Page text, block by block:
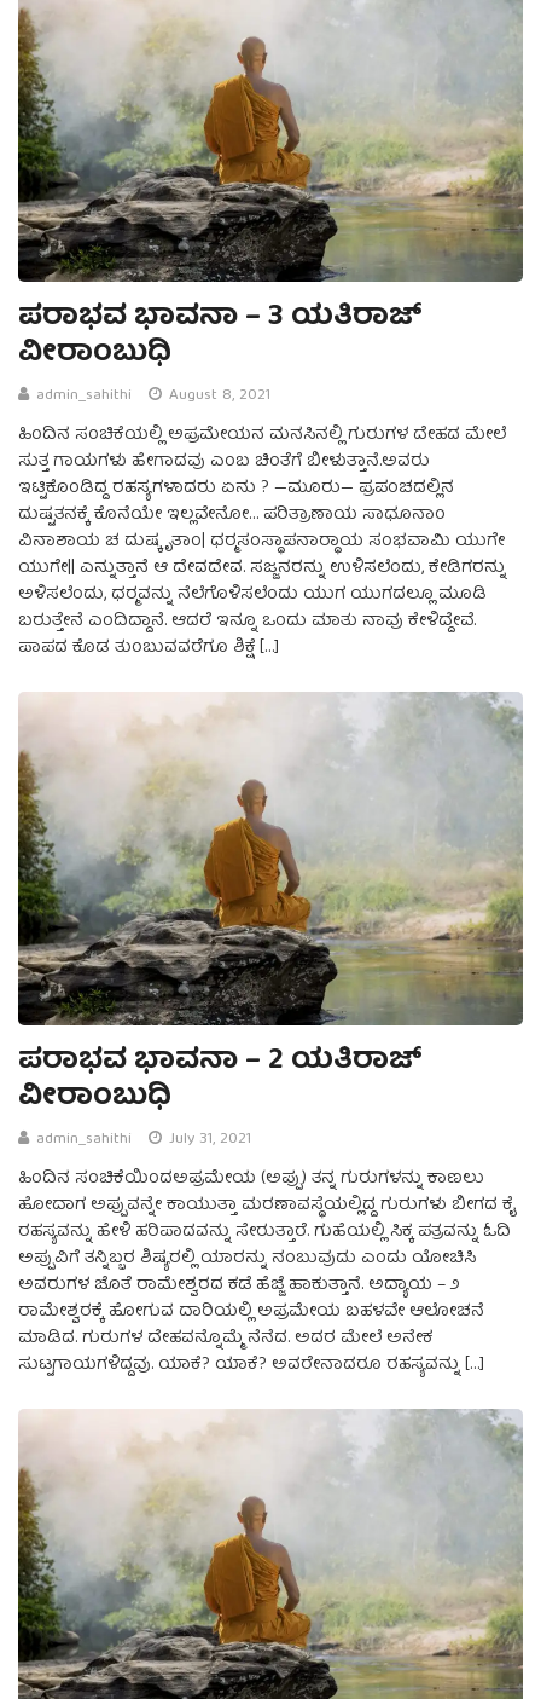
ಪರಾಭವ ಭಾವನಾ – 3 ಯತಿರಾಜ್‌
ವೀರಾಂಬುಧಿ
admin_sahithi August 8, 2021
ಹಿಂದಿನ ಸಂಚಿಕೆಯಲ್ಲಿ ಅಪ್ರಮೇಯನ ಮನಸಿನಲ್ಲಿ ಗುರುಗಳ ದೇಹದ ಮೇಲೆ
ಸುತ್ತ ಗಾಯಗಳು ಹೇಗಾದವು ಎಂಬ ಚಿಂತೆಗೆ ಬೀಳುತ್ತಾನೆ.ಅವರು
ಇಟ್ಟಿಕೊಂಡಿದ್ದ ರಹಸ್ಯಗಳಾದರು ಏನು ? —ಮೂರು— ಪ್ರಪಂಚದಲ್ಲಿನ
ದುಷ್ಟತನಕ್ಕೆ ಕೊನೆಯೇ ಇಲ್ಲವೇನೋ… ಪರಿತ್ರಾಣಾಯ ಸಾಧೂನಾಂ
ವಿನಾಶಾಯ ಚ ದುಷ್ಕೃತಾಂ| ‍‍ಧರ‍್ಮಸಂಸ್ಥಾಪನಾರ‍್ಥಾಯ ಸಂಭವಾಮಿ ಯುಗೇ
ಯುಗೇ|| ಎನ್ನುತ್ತಾನೆ ಆ ದೇವದೇವ. ಸಜ್ಜನರನ್ನು ಉಳಿಸಲೆಂದು, ಕೇಡಿಗರನ್ನು
ಅಳಿಸಲೆಂದು, ಧರ‍್ಮವನ್ನು ನೆಲೆಗೊಳಿಸಲೆಂದು ಯುಗ ಯುಗದಲ್ಲೂ ಮೂಡಿ
ಬರುತ್ತೇನೆ ಎಂದಿದ್ದಾನೆ. ಆದರೆ ಇನ್ನೂ ಒಂದು ಮಾತು ನಾವು ಕೇಳಿದ್ದೇವೆ.
ಪಾಪದ ಕೊಡ ತುಂಬುವವರೆಗೂ ಶಿಕ್ಷೆ […]
ಪರಾಭವ ಭಾವನಾ – 2 ಯತಿರಾಜ್‌
ವೀರಾಂಬುಧಿ
admin_sahithi July 31, 2021
ಹಿಂದಿನ ಸಂಚಿಕೆಯಿಂದಅಪ್ರಮೇಯ (ಅಪ್ಪು) ತನ್ನ ಗುರುಗಳನ್ನು ಕಾಣಲು
ಹೋದಾಗ ಅಪ್ಪುವನ್ನೇ ಕಾಯುತ್ತಾ ಮರಣಾವಸ್ಥೆಯಲ್ಲಿದ್ದ ಗುರುಗಳು ಬೀಗದ ಕೈ
ರಹಸ್ಯವನ್ನು ಹೇಳಿ ಹರಿಪಾದವನ್ನು ಸೇರುತ್ತಾರೆ. ಗುಹೆಯಲ್ಲಿ ಸಿಕ್ಕ ಪತ್ರವನ್ನು ಓದಿ
ಅಪ್ಪುವಿಗೆ ತನ್ನಿಬ್ಬರ ಶಿಷ್ಯರಲ್ಲಿ ಯಾರನ್ನು ನಂಬುವುದು ಎಂದು ಯೋಚಿಸಿ
ಅವರುಗಳ ಜೊತೆ ರಾಮೇಶ್ವರದ ಕಡೆ ಹೆಜ್ಜೆ ಹಾಕುತ್ತಾನೆ. ಅದ್ಯಾಯ – ೨
ರಾಮೇಶ್ವರಕ್ಕೆ ಹೋಗುವ ದಾರಿಯಲ್ಲಿ ಅಪ್ರಮೇಯ ಬಹಳವೇ ಆಲೋಚನೆ
ಮಾಡಿದ. ಗುರುಗಳ ದೇಹವನ್ನೊಮ್ಮೆ ನೆನೆದ. ಅದರ ಮೇಲೆ ಅನೇಕ
ಸುಟ್ಟಗಾಯಗಳಿದ್ದವು. ಯಾಕೆ? ಯಾಕೆ? ಅವರೇನಾದರೂ ರಹಸ್ಯವನ್ನು […]